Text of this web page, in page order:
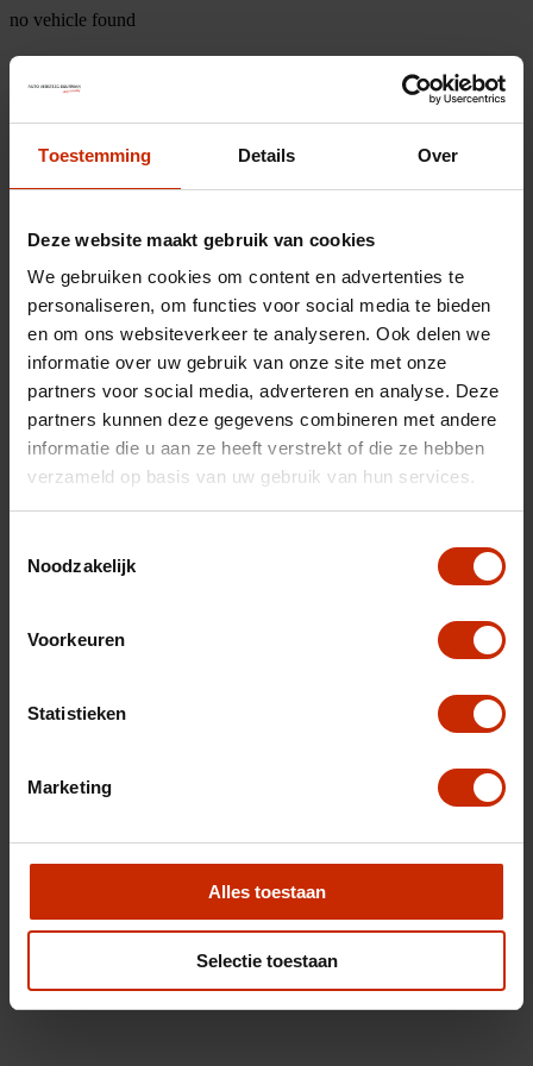
Toestemming Details Over
Deze website maakt gebruik van cookies
We gebruiken cookies om content en advertenties te
personaliseren, om functies voor social media te bieden
en om ons websiteverkeer te analyseren. Ook delen we
informatie over uw gebruik van onze site met onze
partners voor social media, adverteren en analyse. Deze
partners kunnen deze gegevens combineren met andere
informatie die u aan ze heeft verstrekt of die ze hebben
verzameld op basis van uw gebruik van hun services.
Noodzakelijk
Voorkeuren
Statistieken
Marketing
Alles toestaan
Selectie toestaan
no vehicle found